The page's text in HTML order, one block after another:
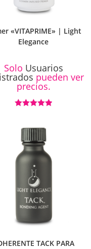
«VITAPRIME» | Light
Elegance
Solo Usuarios
pueden ver
precios.
TACK PARA